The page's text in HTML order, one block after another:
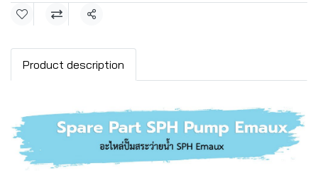
แชร์
Product description